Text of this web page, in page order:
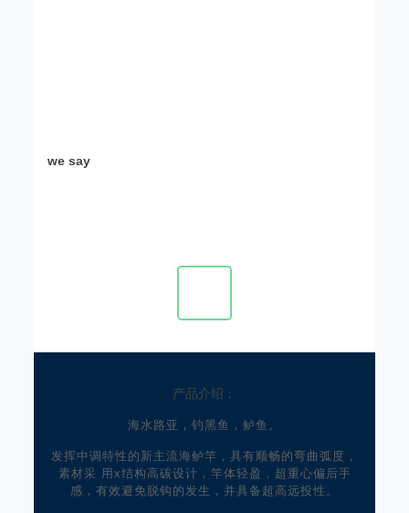
we say
产品介绍：
海水路亚，钓黑鱼，鲈鱼。
发挥中调特性的新主流海鲈竿，具有顺畅的弯曲弧度，
素材采 用x结构高碳设计，竿体轻盈，超重心偏后手
感，有效避免脱钩的发生，并具备超高远投性。